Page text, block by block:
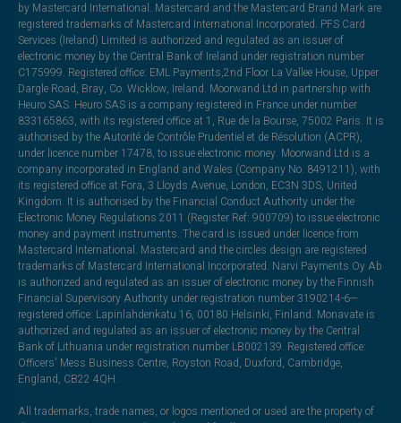
by Mastercard International. Mastercard and the Mastercard Brand Mark are
registered trademarks of Mastercard International Incorporated. PFS Card
Services (Ireland) Limited is authorized and regulated as an issuer of
electronic money by the Central Bank of Ireland under registration number
C175999. Registered office: EML Payments,2nd Floor La Vallee House, Upper
Dargle Road, Bray, Co. Wicklow, Ireland. Moorwand Ltd in partnership with
Heuro SAS. Heuro SAS is a company registered in France under number
833165863, with its registered office at 1, Rue de la Bourse, 75002 Paris. It is
authorised by the Autorité de Contrôle Prudentiel et de Résolution (ACPR),
under licence number 17478, to issue electronic money. Moorwand Ltd is a
company incorporated in England and Wales (Company No. 8491211), with
its registered office at Fora, 3 Lloyds Avenue, London, EC3N 3DS, United
Kingdom. It is authorised by the Financial Conduct Authority under the
Electronic Money Regulations 2011 (Register Ref: 900709) to issue electronic
money and payment instruments. The card is issued under licence from
Mastercard International. Mastercard and the circles design are registered
trademarks of Mastercard International Incorporated. Narvi Payments Oy Ab
is authorized and regulated as an issuer of electronic money by the Finnish
Financial Supervisory Authority under registration number 3190214-6—
registered office: Lapinlahdenkatu 16, 00180 Helsinki, Finland. Monavate is
authorized and regulated as an issuer of electronic money by the Central
Bank of Lithuania under registration number LB002139. Registered office:
Officers' Mess Business Centre, Royston Road, Duxford, Cambridge,
England, CB22 4QH.
All trademarks, trade names, or logos mentioned or used are the property of